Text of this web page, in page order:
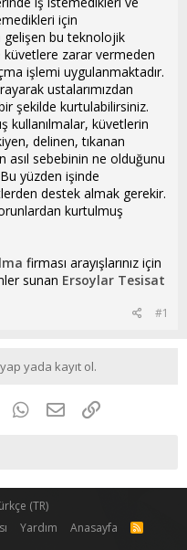
için
gelişen bu teknolojik
zarar vermeden
işlemi uygulanmaktadır.
ustalarımızdan
şekilde kurtulabilirsiniz.
kullanılmalar, küvetlerin
delinen, tıkanan
asıl sebebinin ne olduğunu
yüzden işinde
destek almak gerekir.
kurtulmuş
firması arayışlarınız için
sunan Ersoylar Tesisat
#1
yada kayıt ol.
TumblrWhatsApp
E-postaLink
(TR)
Yardım Anasayfa
R